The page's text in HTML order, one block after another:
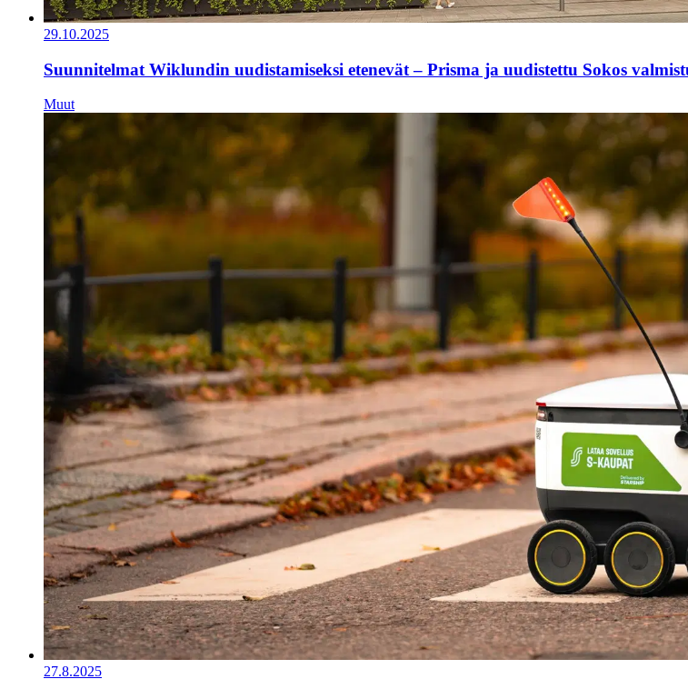
29.10.2025
Suunnitelmat Wiklundin uudistamiseksi etenevät – Prisma ja uudistettu Sokos
Muut
27.8.2025